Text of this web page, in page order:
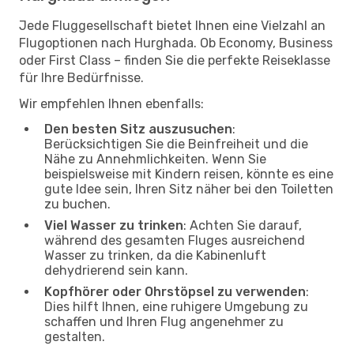
Jede Fluggesellschaft bietet Ihnen eine Vielzahl an
Flugoptionen nach Hurghada. Ob Economy, Business
oder First Class – finden Sie die perfekte Reiseklasse
für Ihre Bedürfnisse.
Wir empfehlen Ihnen ebenfalls:
Den besten Sitz auszusuchen:
Berücksichtigen Sie die Beinfreiheit und die
Nähe zu Annehmlichkeiten. Wenn Sie
beispielsweise mit Kindern reisen, könnte es eine
gute Idee sein, Ihren Sitz näher bei den Toiletten
zu buchen.
Viel Wasser zu trinken: Achten Sie darauf,
während des gesamten Fluges ausreichend
Wasser zu trinken, da die Kabinenluft
dehydrierend sein kann.
Kopfhörer oder Ohrstöpsel zu verwenden:
Dies hilft Ihnen, eine ruhigere Umgebung zu
schaffen und Ihren Flug angenehmer zu
gestalten.